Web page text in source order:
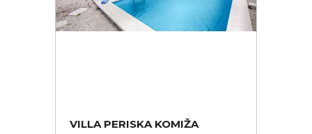
VILLA PERISKA KOMIŽA